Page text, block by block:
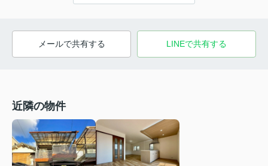
メールで共有する LINEで共有する
近隣の物件